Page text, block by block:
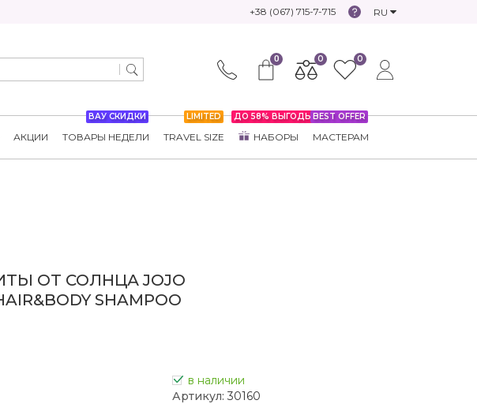
+38 (067) 715-7-715 RU
0 0 0
АКЦИИ
ВАУ СКИДКИ
ТОВАРЫ НЕДЕЛИ
LIMITED
TRAVEL SIZE
ДО 58% ВЫГОДЫ
НАБОРЫ
BEST OFFER
МАСТЕРАМ
ОТ СОЛНЦА JOJO
SHAMPOO
в наличии
Артикул: 30160